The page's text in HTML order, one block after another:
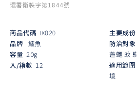
環署衛製字第1844號
商品代碼 IX020
品牌 鱷魚
容量 20g
入/箱數 12
主要成份
防治對象
蒼蠅 蚊
適用範圍
境